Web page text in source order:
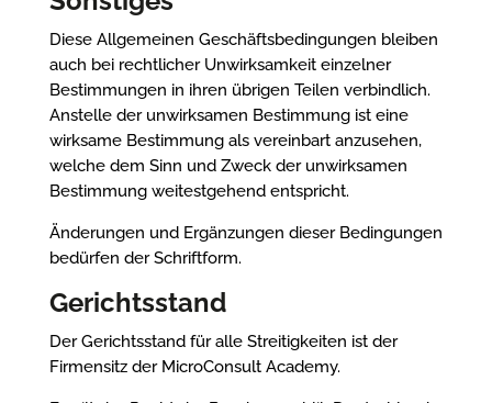
Diese Allgemeinen Geschäftsbedingungen bleiben
auch bei rechtlicher Unwirksamkeit einzelner
Bestimmungen in ihren übrigen Teilen verbindlich.
Anstelle der unwirksamen Bestimmung ist eine
wirksame Bestimmung als vereinbart anzusehen,
welche dem Sinn und Zweck der unwirksamen
Bestimmung weitestgehend entspricht.
Änderungen und Ergänzungen dieser Bedingungen
bedürfen der Schriftform.
Gerichtsstand
Der Gerichtsstand für alle Streitigkeiten ist der
Firmensitz der MicroConsult Academy.